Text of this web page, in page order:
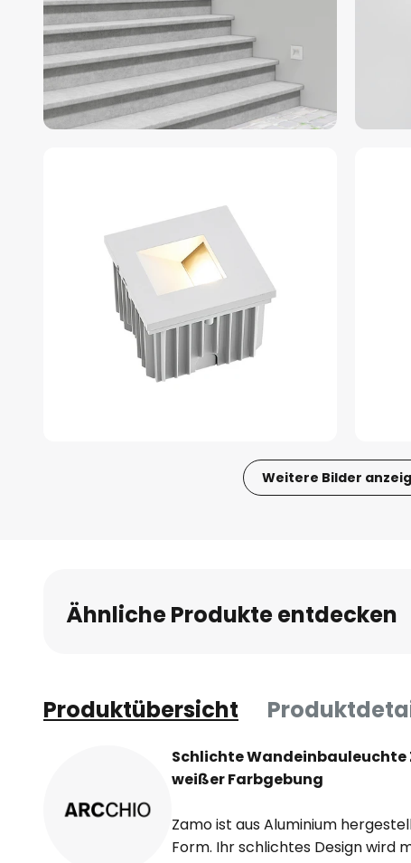
Weitere Bilder
springen
Ähnliche Produkte entdecken
Produktübersicht
Schlichte Wandeinbauleuchte
weißer Farbgebung
Zamo ist aus Aluminium
Form. Ihr schlichtes Design wird